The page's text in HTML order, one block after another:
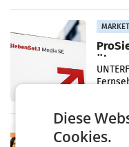
einem
Diese
Cookies.